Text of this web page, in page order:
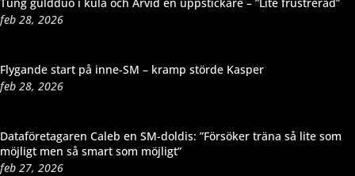
feb 28, 2026
Flygande start på inne-SM – kramp störde Kasper
feb 28, 2026
Dataföretagaren Caleb en SM-doldis: ”Försöker träna så lite som
möjligt men så smart som möjligt”
feb 27, 2026